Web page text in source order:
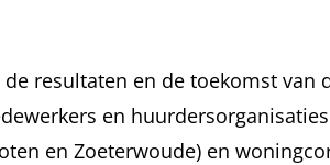
resultaten en de toekomst van
en
en Zoeterwoude) en